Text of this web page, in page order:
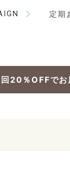
定期
回20％OFFで